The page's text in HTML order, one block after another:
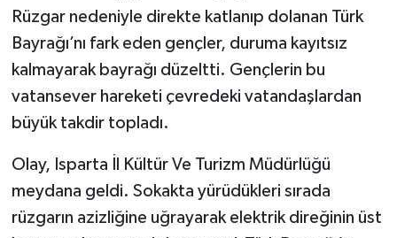
Rüzgar nedeniyle direkte katlanıp dolanan Türk
Bayrağı’nı fark eden gençler, duruma kayıtsız
kalmayarak bayrağı düzeltti. Gençlerin bu
vatansever hareketi çevredeki vatandaşlardan
büyük takdir topladı.
Olay, Isparta İl Kültür Ve Turizm Müdürlüğü
meydana geldi. Sokakta yürüdükleri sırada
rüzgarın azizliğine uğrayarak elektrik direğinin üst
İletişim
Künye